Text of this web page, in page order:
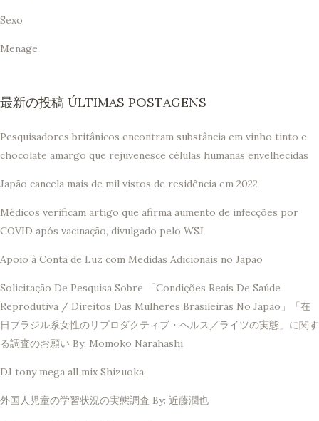
Sexo
Menage
最新の投稿 ÚLTIMAS POSTAGENS
Pesquisadores britânicos encontram substância em vinho tinto e
chocolate amargo que rejuvenesce células humanas envelhecidas
Japão cancela mais de mil vistos de residência em 2022
Médicos verificam artigo que afirma aumento de infecções por
COVID após vacinação, divulgado pelo WSJ
Apoio à Conta de Luz com Medidas Adicionais no Japão
Solicitação De Pesquisa Sobre 「Condições Reais De Saúde
Reprodutiva / Direitos Das Mulheres Brasileiras No Japão」「在
日ブラジル系女性のリプロダクティブ・ヘルス／ライツの実態」に関す
る調査のお願い By: Momoko Narahashi
DJ tony mega all mix Shizuoka
外国人児童の学習状況の実態調査 By: 近藤潤也